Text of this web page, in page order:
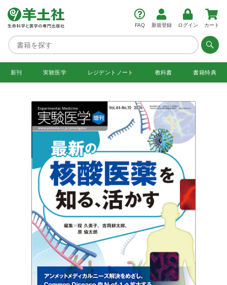
FAQ 新規登録 ログイン カート
新刊 実験医学 レジデント ノート 教科書 書籍特典